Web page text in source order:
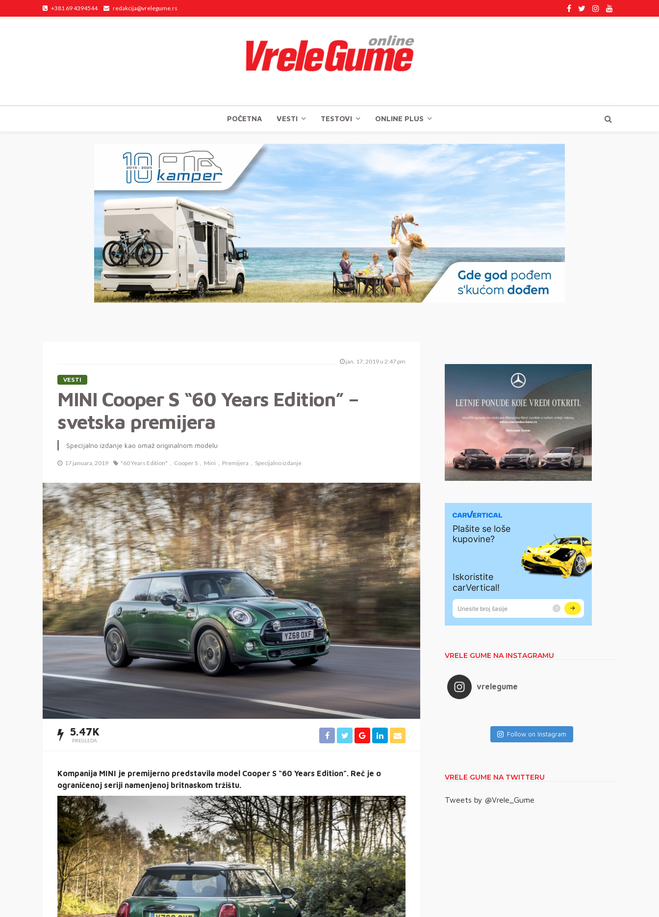
+381 69 4394544 redakcija@vrelegume.rs
POČETNA VESTI TESTOVI ONLINE PLUS
jan. 17, 2019 u 2:47 pm
VESTI
MINI Cooper S “60 Years Edition” –
svetska premijera
Specijalno izdanje kao omaž originalnom modelu
17 januara, 2019 "60 Years Edition" Cooper S Mini Premijera Specijalno izdanje
5.47K
PREGLEDA
Kompanija MINI je premijerno predstavila model Cooper S “60 Years Edition”. Reč je o
ograničenoj seriji namenjenoj britnaskom tržištu.
VRELE GUME NA INSTAGRAMU
vrelegume
Follow on Instagram
VRELE GUME NA TWITTERU
Tweets by @Vrele_Gume